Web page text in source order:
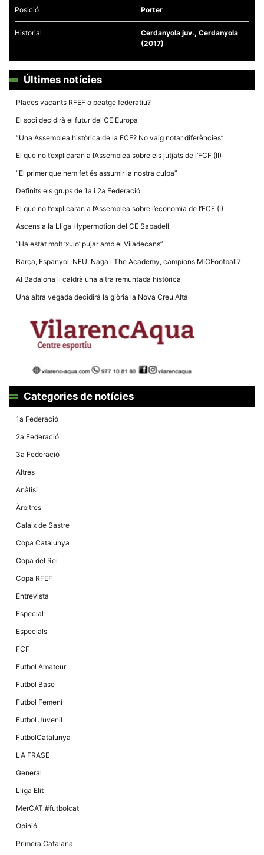
Posició Porter
Historial
Cerdanyola juv., Cerdanyola
(2017)
Últimes notícies
Places vacants RFEF o peatge federatiu?
El soci decidirà el futur del CE Europa
“Una Assemblea històrica de la FCF? No vaig notar diferències”
El que no t’explicaran a l’Assemblea sobre els jutjats de l’FCF (II)
“El primer que hem fet és assumir la nostra culpa”
Definits els grups de 1a i 2a Federació
El que no t’explicaran a l’Assemblea sobre l’economia de l’FCF (I)
Ascens a la Lliga Hypermotion del CE Sabadell
“Ha estat molt ‘xulo’ pujar amb el Viladecans”
Barça, Espanyol, NFU, Naga i The Academy, campions MICFootball7
Al Badalona li caldrà una altra remuntada històrica
Una altra vegada decidirà la glòria la Nova Creu Alta
Categories de notícies
1a Federació
2a Federació
3a Federació
Altres
Anàlisi
Àrbitres
Calaix de Sastre
Copa Catalunya
Copa del Rei
Copa RFEF
Entrevista
Especial
Especials
FCF
Futbol Amateur
Futbol Base
Futbol Femení
Futbol Juvenil
FutbolCatalunya
LA FRASE
General
Lliga Elit
MerCAT #futbolcat
Opinió
Primera Catalana
Necessàries
cookies no
funcionament
web.
Recopilem
estadístiques
anònima d'ús
per a millorar
la funcionalitat
i la seva
Experiència
d'usuari
Alguns
nostre lloc web
emmagatzemen
dades en el seu